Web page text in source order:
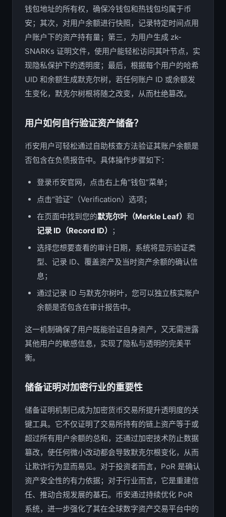
钱包地址的所有权，确保冷钱包和热钱包均属于币
安；其次，对用户余额进行快照，记录特定时间点用
户账户下的资产持有量；第三，为用户生成 zk-
SNARKs 证明文件，使用户能轻松访问其叶节点，实
现隐私保护下的透明度；最后，根据每个用户的哈希
UID 和余额生成默克尔树，若任何账户 ID 或余额发
生变化，默克尔树根将随之改变，从而杜绝篡改。
用户如何自行验证资产储备？
币安用户可轻松通过自助核查方法验证其账户余额是
否包含在负债报告中。具体操作步骤如下：
登录币安官网，点击右上角“钱包”菜单；
点击“验证”（Verification）选项；
在页面中找到您的默克尔叶（Merkle Leaf） 和
记录 ID（Record ID） ；
选择您想要查看的审计日期，系统将显示验证类
型、记录 ID、覆盖资产及当时资产余额的确认信
息；
通过记录 ID 与默克尔树叶，您可以独立核实账户
余额是否包含在审计报告中。
这一机制确保了用户既能验证自身资产，又无需泄露
其他用户的敏感信息，实现了隐私与透明的完美平
衡。
储备证明对加密行业的重要性
储备证明机制已成为加密货币交易所提升透明度的关
键工具。它不仅证明了交易所持有的链上资产等于或
超过所有用户余额的总和，还通过加密技术防止数据
篡改，使任何微小改动都会导致默克尔根变化，从而
让欺诈行为显而易见。对于投资者而言，PoR 是确认
资产安全性的有力依据；对于行业而言，它是重建信
任、推动合规发展的基石。币安通过持续优化 PoR
系统，进一步强化了其在全球数字资产交易平台中的